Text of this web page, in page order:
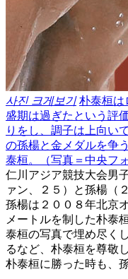
사진 크게보기 朴泰桓は
盛期は過ぎたという評
りをし、調子は上向い
の孫楊と金メダルを争
泰桓。（写真＝中央フォ
仁川アジア競技大会男
ァン、２５）と孫楊（
孫楊は２００８年北京
メートルを制した朴泰
泰桓の写真で埋め尽く
るなど、朴泰桓を尊敬
朴泰桓に勝った時も、